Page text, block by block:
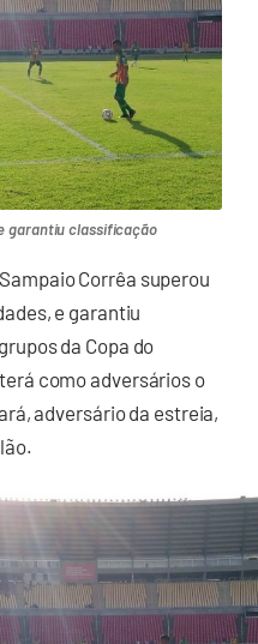
garantiu classificação
Corrêa superou
e garantiu
da Copa do
como adversários o
adversário da estreia,